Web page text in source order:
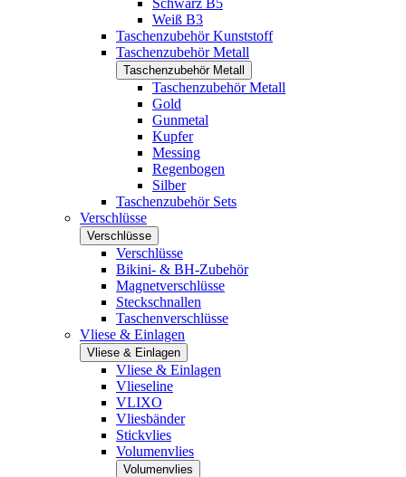
Schwarz B5
Weiß B3
Taschenzubehör Kunststoff
Taschenzubehör Metall
Taschenzubehör Metall
Taschenzubehör Metall
Gold
Gunmetal
Kupfer
Messing
Regenbogen
Silber
Taschenzubehör Sets
Verschlüsse
Verschlüsse
Verschlüsse
Bikini- & BH-Zubehör
Magnetverschlüsse
Steckschnallen
Taschenverschlüsse
Vliese & Einlagen
Vliese & Einlagen
Vliese & Einlagen
Vlieseline
VLIXO
Vliesbänder
Stickvlies
Volumenvlies
Volumenvlies